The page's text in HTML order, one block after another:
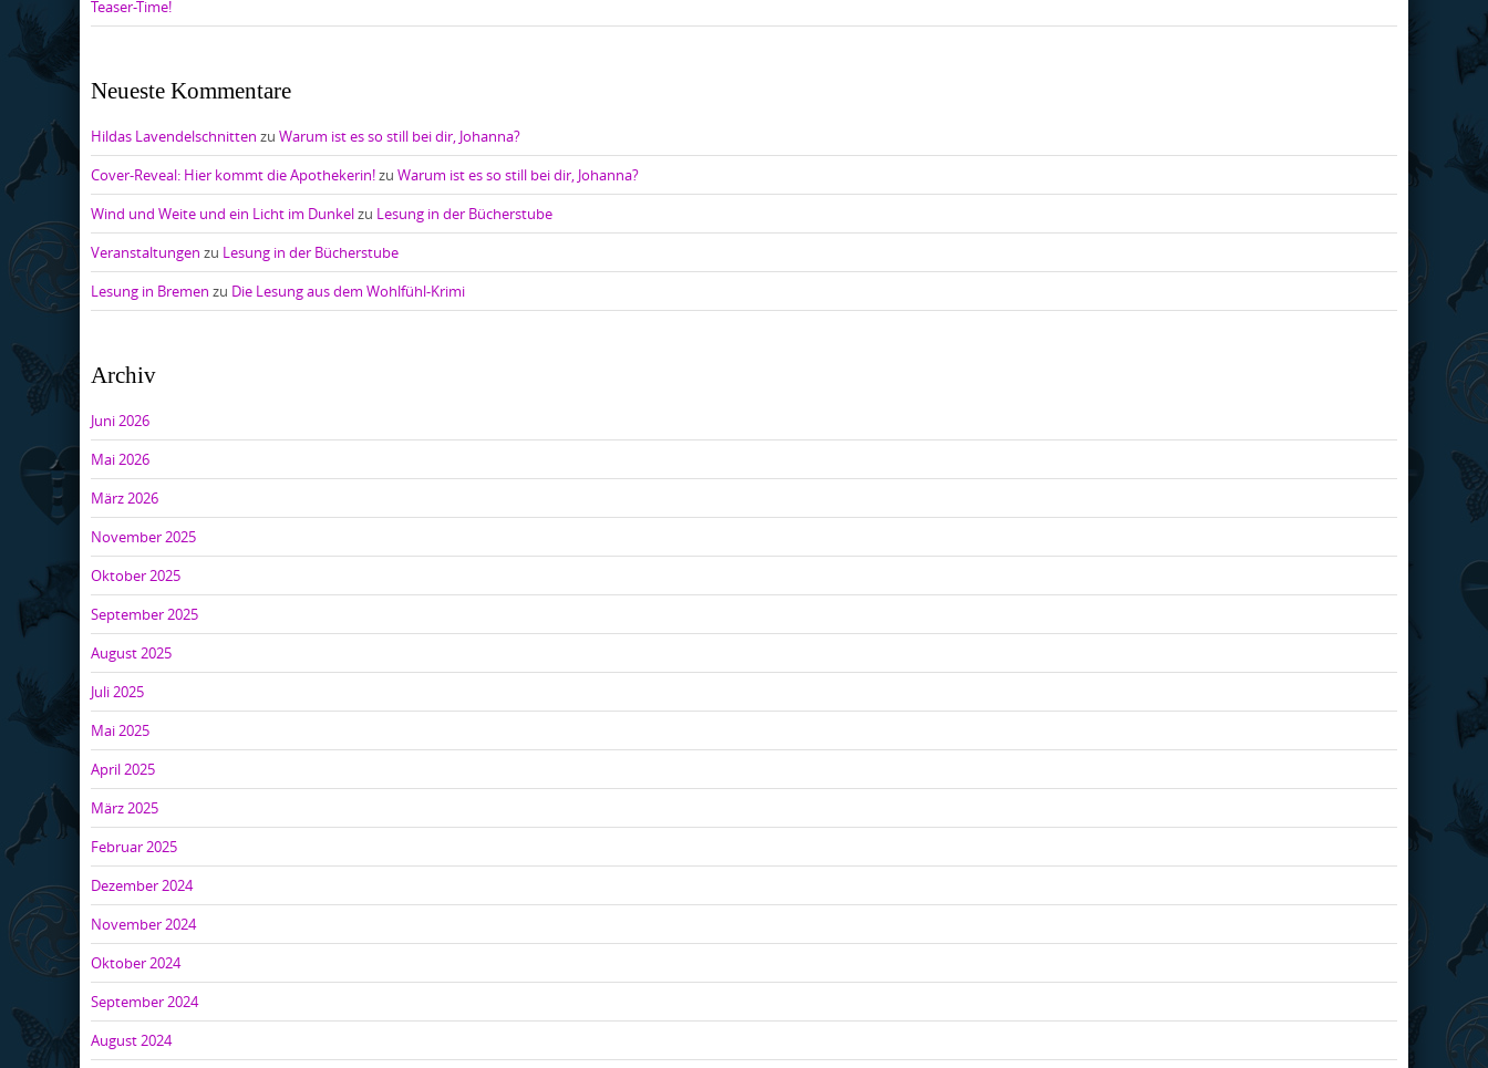
Teaser-Time!
Neueste Kommentare
Hildas Lavendelschnitten zu Warum ist es so still bei dir, Johanna?
Cover-Reveal: Hier kommt die Apothekerin!zu Warum ist es so still bei dir, Johanna?
Wind und Weite und ein Licht im Dunkelzu Lesung in der Bücherstube
Veranstaltungen zu Lesung in der Bücherstube
Lesung in Bremen zu Die Lesung aus dem Wohlfühl-Krimi
Archiv
Juni 2026
Mai 2026
März 2026
November 2025
Oktober 2025
September 2025
August 2025
Juli 2025
Mai 2025
April 2025
März 2025
Februar 2025
Dezember 2024
November 2024
Oktober 2024
September 2024
August 2024